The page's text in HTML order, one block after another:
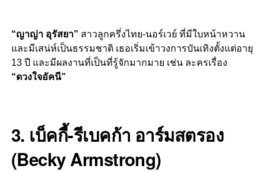
“ญาญ่า อุรัสยา” สาวลูกครึ่งไทย-นอร์เวย์ ที่มีใบหน้าหวาน
และมีเสน่ห์เป็นธรรมชาติ เธอเริ่มเข้าวงการบันเทิงตั้งแต่อายุ
13 ปี และมีผลงานที่เป็นที่รู้จักมากมาย เช่น ละครเรื่อง
“ดวงใจอัคนี”
3. เบ็คกี้-รีเบคก้า อาร์มสตรอง
(Becky Armstrong)